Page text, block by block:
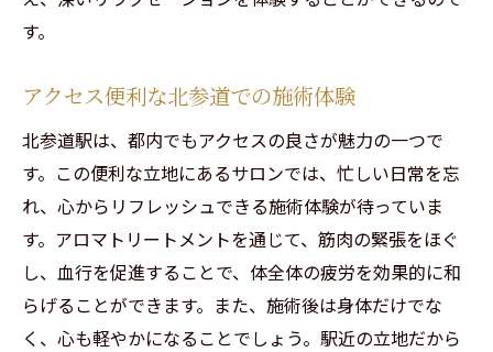
メントの魅力
アクセス抜群の立地で便利な癒し
北参道駅近くの隠れ家サロンの魅力
施術後の素敵な余韻を楽しむ
心身を癒すための最適な場所選び
リピーターが語る北参道の魅力
アロマトリートメントの魅力を体感
す。
アクセス便利な北参道での施術体験
北参道駅は、都内でもアクセスの良さが魅力の一つで
す。この便利な立地にあるサロンでは、忙しい日常を忘
れ、心からリフレッシュできる施術体験が待っていま
す。アロマトリートメントを通じて、筋肉の緊張をほぐ
し、血行を促進することで、体全体の疲労を効果的に和
らげることができます。また、施術後は身体だけでな
く、心も軽やかになることでしょう。駅近の立地だから